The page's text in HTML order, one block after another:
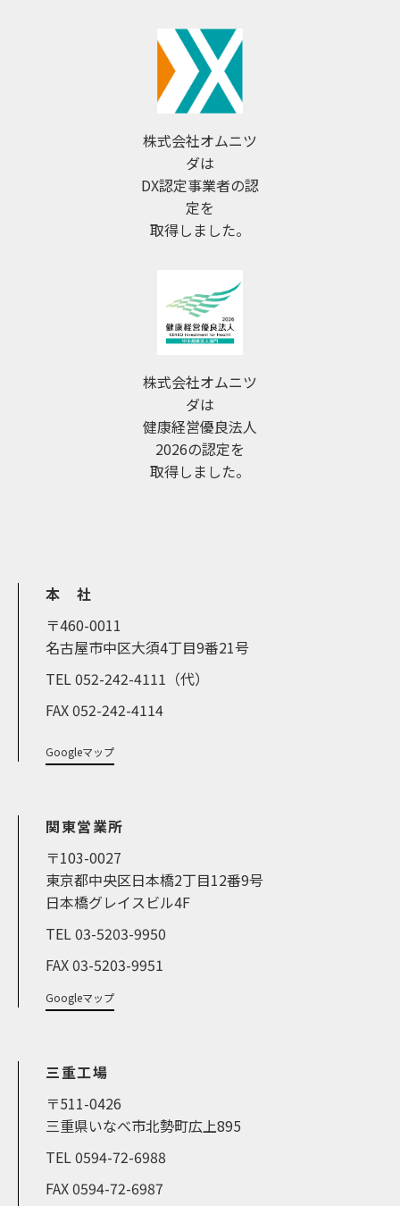
株式会社オムニツ
ダは
DX認定事業者の認
定を
取得しました。
株式会社オムニツ
ダは
健康経営優良法人
2026の認定を
取得しました。
本 社
〒460-0011
名古屋市中区大須4丁目9番21号
TEL 052-242-4111（代）
FAX 052-242-4114
Googleマップ
関東営業所
〒103-0027
東京都中央区日本橋2丁目12番9号
日本橋グレイスビル4F
TEL 03-5203-9950
FAX 03-5203-9951
Googleマップ
三重工場
〒511-0426
三重県いなべ市北勢町広上895
TEL 0594-72-6988
FAX 0594-72-6987